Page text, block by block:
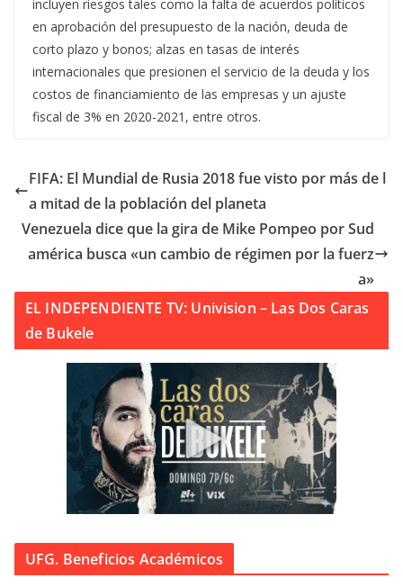
incluyen riesgos tales como la falta de acuerdos políticos
en aprobación del presupuesto de la nación, deuda de
corto plazo y bonos; alzas en tasas de interés
internacionales que presionen el servicio de la deuda y los
costos de financiamiento de las empresas y un ajuste
fiscal de 3% en 2020-2021, entre otros.
FIFA: El Mundial de Rusia 2018 fue visto por más de l
a mitad de la población del planeta
Venezuela dice que la gira de Mike Pompeo por Sud
américa busca «un cambio de régimen por la fuerz
a»
EL INDEPENDIENTE TV: Univision – Las Dos Caras
de Bukele
UFG. Beneficios Académicos